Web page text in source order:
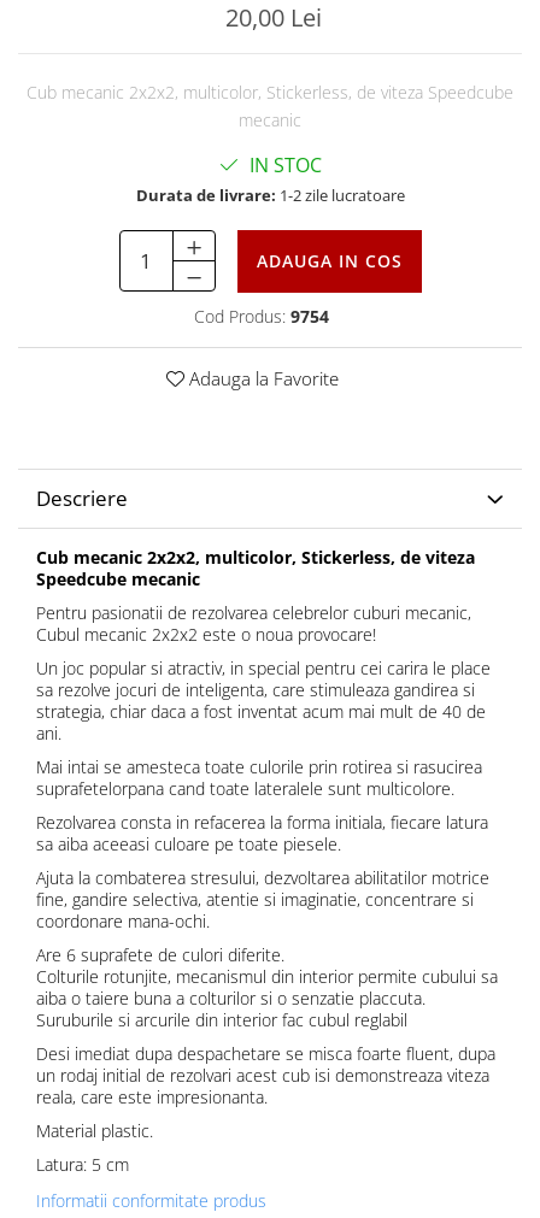
20,00 Lei
Cub mecanic 2x2x2, multicolor, Stickerless, de viteza Speedcube
mecanic
IN STOC
Durata de livrare: 1-2 zile lucratoare
ADAUGA IN COS
Cod Produs: 9754
Adauga la Favorite
Descriere
Cub mecanic 2x2x2, multicolor, Stickerless, de viteza
Speedcube mecanic
Pentru pasionatii de rezolvarea celebrelor cuburi mecanic,
Cubul mecanic 2x2x2 este o noua provocare!
Un joc popular si atractiv, in special pentru cei carira le place
sa rezolve jocuri de inteligenta, care stimuleaza gandirea si
strategia, chiar daca a fost inventat acum mai mult de 40 de
ani.
Mai intai se amesteca toate culorile prin rotirea si rasucirea
suprafetelorpana cand toate lateralele sunt multicolore.
Rezolvarea consta in refacerea la forma initiala, fiecare latura
sa aiba aceeasi culoare pe toate piesele.
Ajuta la combaterea stresului, dezvoltarea abilitatilor motrice
fine, gandire selectiva, atentie si imaginatie, concentrare si
coordonare mana-ochi.
Are 6 suprafete de culori diferite.
Colturile rotunjite, mecanismul din interior permite cubului sa
aiba o taiere buna a colturilor si o senzatie placcuta.
Suruburile si arcurile din interior fac cubul reglabil
Desi imediat dupa despachetare se misca foarte fluent, dupa
un rodaj initial de rezolvari acest cub isi demonstreaza viteza
reala, care este impresionanta.
Material plastic.
Latura: 5 cm
Informatii conformitate produs